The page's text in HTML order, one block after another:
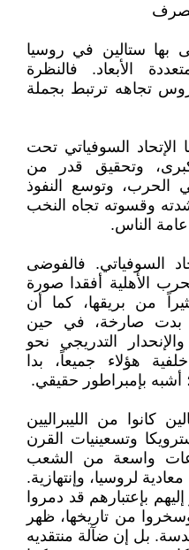
بها ستالين في روسيا
الأبعاد. فالنظرة
تجاهه ترتبط بجملة
الإتحاد السوفياتي تحت
وتحقيق قدر من
في الحرب، وتوسع النفوذ
وقسوته تجاه النخب
عامة الناس.
السوفياتي. فالفوضى
الأهلية أفقدا صورة
من بريقها، كما أن
بدت صارخة، في حين
التدريجي نحو
هؤلاء جميعاً، بدا
بإمبراطور حقيقي.
كانوا من الليبراليين
وتسعينيات القرن
واسعة من الشعب
لروسيا، وإنتهازية.
بإعتبارهم قد دمروا
وسخروا من تاريخها، ظهر
بل إن ضآلة منتقديه